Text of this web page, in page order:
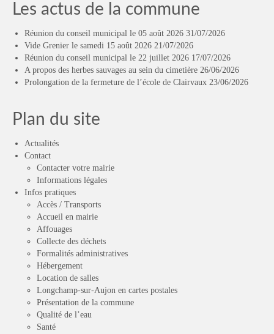
Les actus de la commune
Réunion du conseil municipal le 05 août 2026 31/07/2026
Vide Grenier le samedi 15 août 2026 21/07/2026
Réunion du conseil municipal le 22 juillet 2026 17/07/2026
A propos des herbes sauvages au sein du cimetière 26/06/2026
Prolongation de la fermeture de l’école de Clairvaux 23/06/2026
Plan du site
Actualités
Contact
Contacter votre mairie
Informations légales
Infos pratiques
Accès / Transports
Accueil en mairie
Affouages
Collecte des déchets
Formalités administratives
Hébergement
Location de salles
Longchamp-sur-Aujon en cartes postales
Présentation de la commune
Qualité de l’eau
Santé